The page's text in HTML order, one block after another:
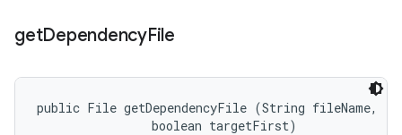
getDependencyFile
public File getDependencyFile (String fileName,
                boolean targetFirst)